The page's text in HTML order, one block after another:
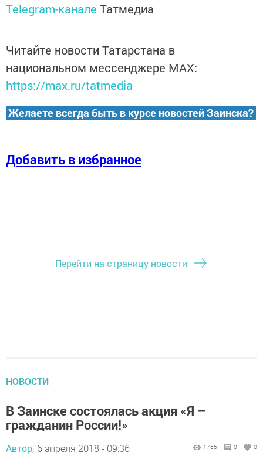
Telegram-канале Татмедиа
Читайте новости Татарстана в
национальном мессенджере MАХ:
https://max.ru/tatmedia
Желаете всегда быть в курсе новостей Заинска?
Добавить в избранное
Перейти на страницу новости
НОВОСТИ
В Заинске состоялась акция «Я –
гражданин России!»
Автор, 6 апреля 2018 - 09:36 1765 0 0